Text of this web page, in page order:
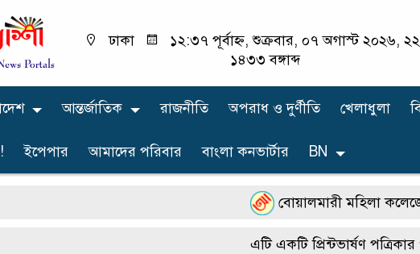
ঢাকা
১২:৩৭ পূর্বাহ্ন, শুক্রবার, ০৭ অগাস্ট ২০২৬, ২২
১৪৩৩ বঙ্গাব্দ
আন্তর্জাতিক রাজনীতি অপরাধ ও দুর্ণীতি খেলাধুলা
ইপেপার আমাদের পরিবার বাংলা কনভার্টার BN
বোয়ালমারী মহিলা কলেজে
এটি একটি প্রিন্টভার্ষণ পত্রিকার